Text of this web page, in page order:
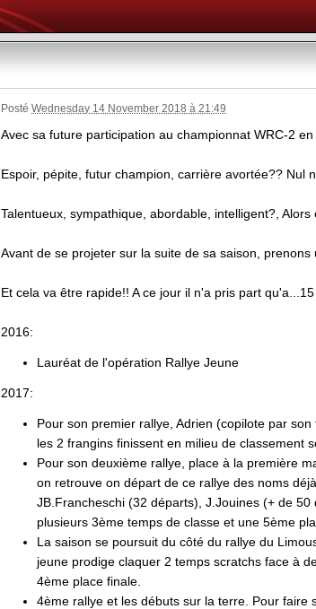
PostéWednesday 14 November 2018 à 21:49
Avec sa future participation au championnat WRC-2
Espoir, pépite, futur champion, carrière avortée?? Nul
Talentueux, sympathique, abordable, intelligent?, Alors
Avant de se projeter sur la suite de sa saison,
Et cela va être rapide!! A ce jour il n'a pris part
2016:
Lauréat de l'opération Rallye Jeune
2017:
Pour son premier rallye, Adrien (copilote par
les 2 frangins finissent en milieu de classement
Pour son deuxième rallye, place à la première
on retrouve on départ de ce rallye des noms
JB.Francheschi (32 départs), J.Jouines (+ de
plusieurs 3ème temps de classe et une 5ème
La saison se poursuit du côté du rallye du
jeune prodige claquer 2 temps scratchs face à
4ème place finale.
4ème rallye et les débuts sur la terre. Pour faire